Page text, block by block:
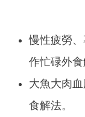
慢性疲勞
作忙碌外食
大魚大肉
食解法。